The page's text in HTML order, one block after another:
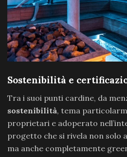
Sostenibilità e
Tra i suoi punti cardine, da
sostenibilità, tema
proprietari e adoperato
progetto che si rivela non solo
ma anche completamente